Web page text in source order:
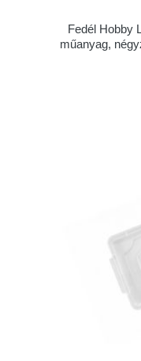
Fedél Hobby
műanyag,